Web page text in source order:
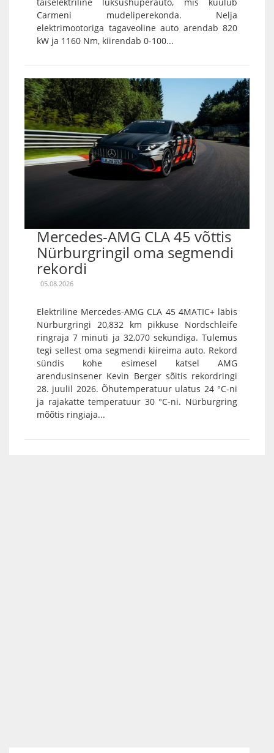
täiselektriline luksushüperauto, mis kuulub
Carmeni mudeliperekonda. Nelja
elektrimootoriga tagaveoline auto arendab 820
kW ja 1160 Nm, kiirendab 0-100...
Mercedes-AMG CLA 45 võttis
Nürburgringil oma segmendi
rekordi
05.08.2026
Elektriline Mercedes-AMG CLA 45 4MATIC+ läbis
Nürburgringi 20,832 km pikkuse Nordschleife
ringraja 7 minuti ja 32,070 sekundiga. Tulemus
tegi sellest oma segmendi kiireima auto. Rekord
sündis kohe esimesel katsel AMG
arendusinsener Kevin Berger sõitis rekordringi
28. juulil 2026. Õhutemperatuur ulatus 24 °C-ni
ja rajakatte temperatuur 30 °C-ni. Nürburgring
mõõtis ringiaja...